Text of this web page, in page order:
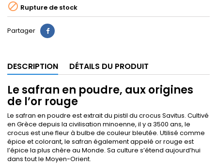
 Rupture de stock
Partager
DESCRIPTION DÉTAILS DU PRODUIT
Le safran en poudre, aux origines
de l’or rouge
Le safran en poudre est extrait du pistil du crocus Savitus. Cultivé
en Grèce depuis la civilisation minoenne, il y a 3500 ans, le
crocus est une fleur à bulbe de couleur bleutée. Utilisé comme
épice et colorant, le safran également appelé or rouge est
l’épice la plus chère au Monde. Sa culture s’étend aujourd’hui
dans tout le Moyen-Orient.